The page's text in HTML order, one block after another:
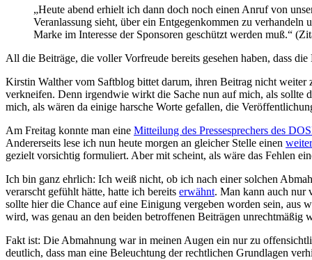
„Heute abend erhielt ich dann doch noch einen Anruf von
Veranlassung sieht, über ein Entgegenkommen zu
Marke im Interesse der Sponsoren geschützt werden muß.“
All die Beiträge, die voller Vorfreude bereits gesehen haben, dass
Kirstin Walther vom Saftblog bittet darum, ihren Beitrag nicht weiter
verkneifen. Denn irgendwie wirkt die Sache nun auf mich, als
mich, als wären da einige harsche Worte gefallen, die
Am Freitag konnte man eine Mitteilung des Pressesprechers des
Andererseits lese ich nun heute morgen an gleicher Stelle einen
gezielt vorsichtig formuliert. Aber mit scheint, als wäre das Fehlen
Ich bin ganz ehrlich: Ich weiß nicht, ob ich nach einer solchen
verarscht gefühlt hätte, hatte ich bereits erwähnt. Man kann auch nur
sollte hier die Chance auf eine Einigung vergeben worden sein, aus
wird, was genau an den beiden betroffenen Beiträgen unrechtmäßig
Fakt ist: Die Abmahnung war in meinen Augen ein nur zu
deutlich, dass man eine Beleuchtung der rechtlichen Grundlagen